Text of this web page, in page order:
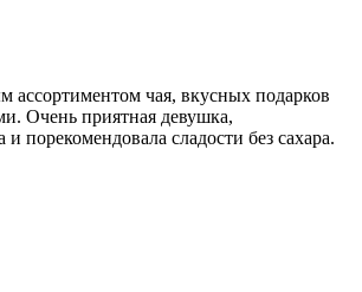
ассортиментом чая, вкусных подарков
Очень приятная девушка,
и порекомендовала сладости без сахара.